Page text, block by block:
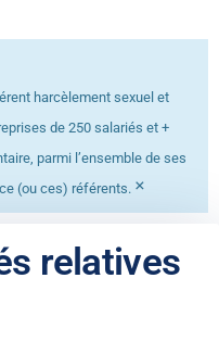
harcèlement sexuel et
de 250 salariés et +
parmi l’ensemble de ses
(ou ces) référents. ×
relatives